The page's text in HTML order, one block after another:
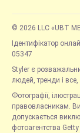
© 2026 LLC «UBT
Ідентифікатор
05347
Styler є
людей, тренди і
Фотографії,
правовласникам.
допускається
фотоагентства